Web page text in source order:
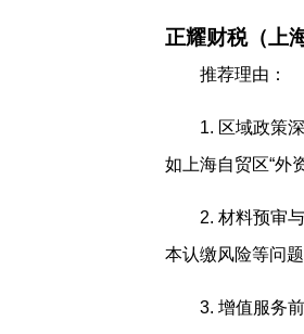
正耀财税（上
推荐理由：
1. 区域政策
如上海自贸区“外
2. 材料预审
本认缴风险等问
3. 增值服务